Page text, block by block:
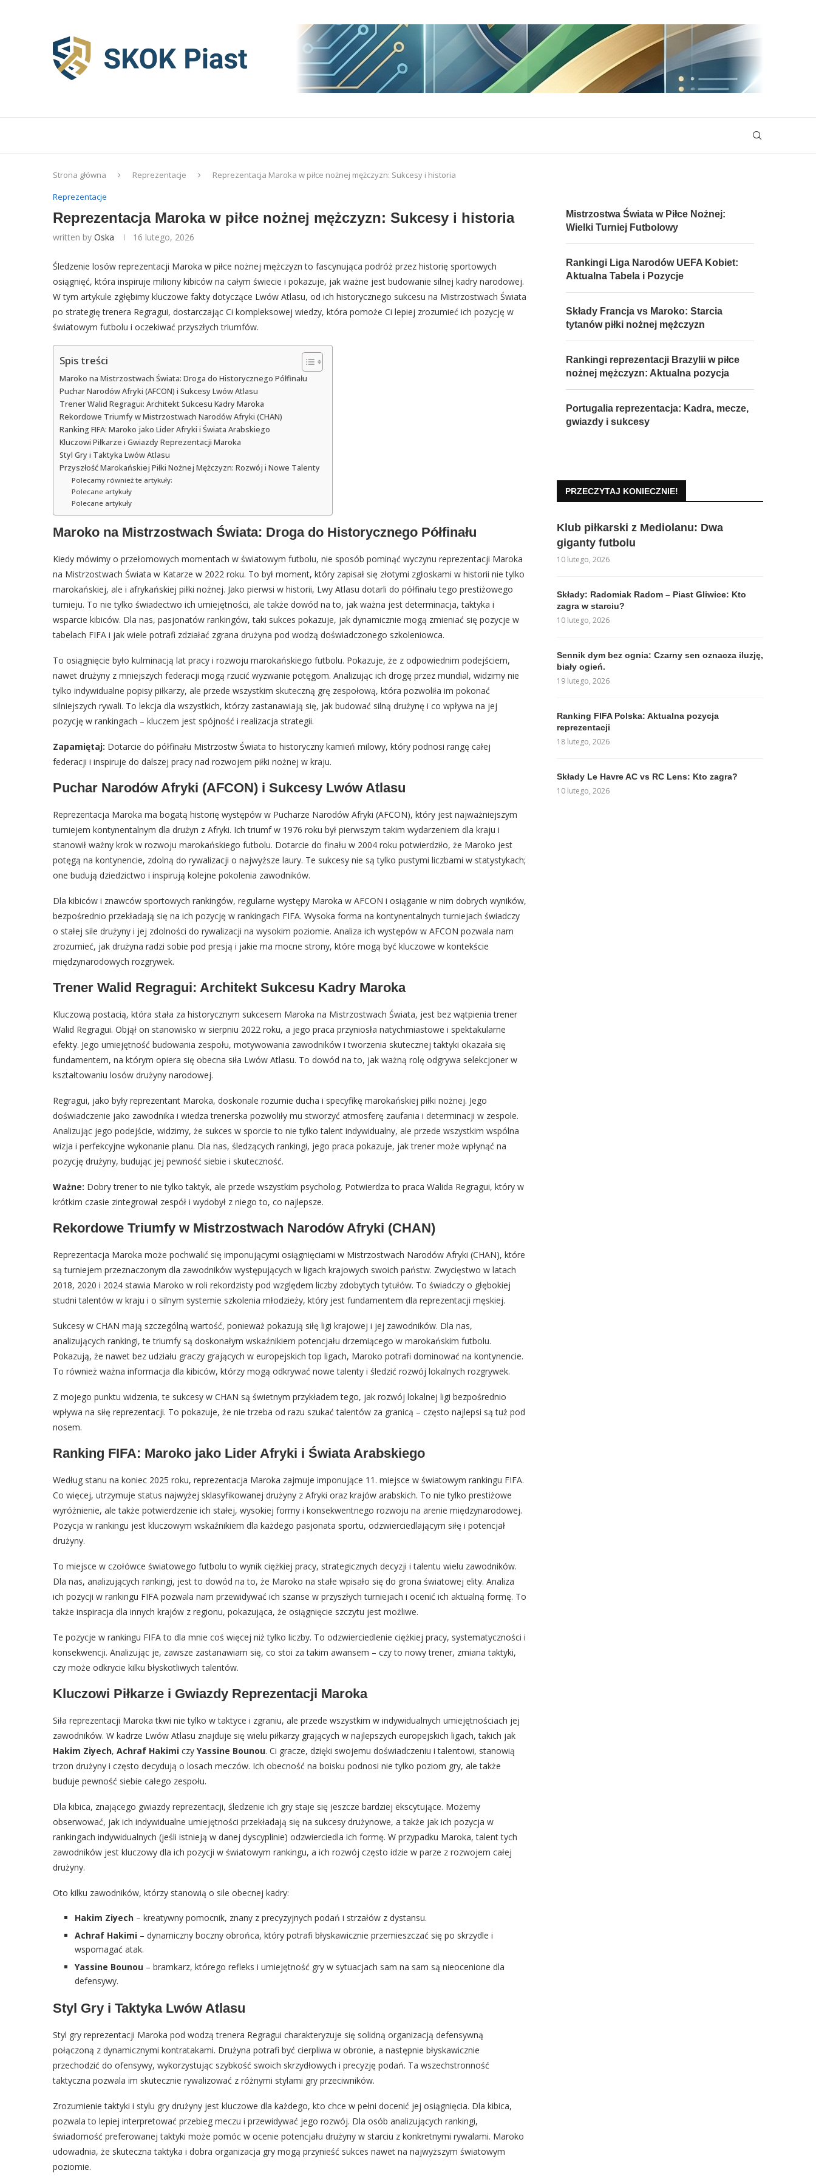
Strona główna Reprezentacje
Reprezentacja Maroka w piłce nożnej mężczyzn: Sukcesy i historia
Reprezentacje
Reprezentacja Maroka w piłce nożnej mężczyzn: Sukcesy i historia
written by Oska 16 lutego, 2026
Śledzenie losów reprezentacji Maroka w piłce nożnej mężczyzn to fascynująca podróż przez historię sportowych
osiągnięć, która inspiruje miliony kibiców na całym świecie i pokazuje, jak ważne jest budowanie silnej kadry narodowej.
W tym artykule zgłębimy kluczowe fakty dotyczące Lwów Atlasu, od ich historycznego sukcesu na Mistrzostwach Świata
po strategię trenera Regragui, dostarczając Ci kompleksowej wiedzy, która pomoże Ci lepiej zrozumieć ich pozycję w
światowym futbolu i oczekiwać przyszłych triumfów.
Spis treści
Maroko na Mistrzostwach Świata: Droga do Historycznego Półfinału
Puchar Narodów Afryki (AFCON) i Sukcesy Lwów Atlasu
Trener Walid Regragui: Architekt Sukcesu Kadry Maroka
Rekordowe Triumfy w Mistrzostwach Narodów Afryki (CHAN)
Ranking FIFA: Maroko jako Lider Afryki i Świata Arabskiego
Kluczowi Piłkarze i Gwiazdy Reprezentacji Maroka
Styl Gry i Taktyka Lwów Atlasu
Przyszłość Marokańskiej Piłki Nożnej Mężczyzn: Rozwój i Nowe Talenty
Polecamy również te artykuły:
Polecane artykuły
Polecane artykuły
Maroko na Mistrzostwach Świata: Droga do Historycznego Półfinału
Kiedy mówimy o przełomowych momentach w światowym futbolu, nie sposób pominąć wyczynu reprezentacji Maroka
na Mistrzostwach Świata w Katarze w 2022 roku. To był moment, który zapisał się złotymi zgłoskami w historii nie tylko
marokańskiej, ale i afrykańskiej piłki nożnej. Jako pierwsi w historii, Lwy Atlasu dotarli do półfinału tego prestiżowego
turnieju. To nie tylko świadectwo ich umiejętności, ale także dowód na to, jak ważna jest determinacja, taktyka i
wsparcie kibiców. Dla nas, pasjonatów rankingów, taki sukces pokazuje, jak dynamicznie mogą zmieniać się pozycje w
tabelach FIFA i jak wiele potrafi zdziałać zgrana drużyna pod wodzą doświadczonego szkoleniowca.
To osiągnięcie było kulminacją lat pracy i rozwoju marokańskiego futbolu. Pokazuje, że z odpowiednim podejściem,
nawet drużyny z mniejszych federacji mogą rzucić wyzwanie potęgom. Analizując ich drogę przez mundial, widzimy nie
tylko indywidualne popisy piłkarzy, ale przede wszystkim skuteczną grę zespołową, która pozwoliła im pokonać
silniejszych rywali. To lekcja dla wszystkich, którzy zastanawiają się, jak budować silną drużynę i co wpływa na jej
pozycję w rankingach – kluczem jest spójność i realizacja strategii.
Zapamiętaj: Dotarcie do półfinału Mistrzostw Świata to historyczny kamień milowy, który podnosi rangę całej
federacji i inspiruje do dalszej pracy nad rozwojem piłki nożnej w kraju.
Puchar Narodów Afryki (AFCON) i Sukcesy Lwów Atlasu
Reprezentacja Maroka ma bogatą historię występów w Pucharze Narodów Afryki (AFCON), który jest najważniejszym
turniejem kontynentalnym dla drużyn z Afryki. Ich triumf w 1976 roku był pierwszym takim wydarzeniem dla kraju i
stanowił ważny krok w rozwoju marokańskiego futbolu. Dotarcie do finału w 2004 roku potwierdziło, że Maroko jest
potęgą na kontynencie, zdolną do rywalizacji o najwyższe laury. Te sukcesy nie są tylko pustymi liczbami w statystykach;
one budują dziedzictwo i inspirują kolejne pokolenia zawodników.
Dla kibiców i znawców sportowych rankingów, regularne występy Maroka w AFCON i osiąganie w nim dobrych wyników,
bezpośrednio przekładają się na ich pozycję w rankingach FIFA. Wysoka forma na kontynentalnych turniejach świadczy
o stałej sile drużyny i jej zdolności do rywalizacji na wysokim poziomie. Analiza ich występów w AFCON pozwala nam
zrozumieć, jak drużyna radzi sobie pod presją i jakie ma mocne strony, które mogą być kluczowe w kontekście
międzynarodowych rozgrywek.
Trener Walid Regragui: Architekt Sukcesu Kadry Maroka
Kluczową postacią, która stała za historycznym sukcesem Maroka na Mistrzostwach Świata, jest bez wątpienia trener
Walid Regragui. Objął on stanowisko w sierpniu 2022 roku, a jego praca przyniosła natychmiastowe i spektakularne
efekty. Jego umiejętność budowania zespołu, motywowania zawodników i tworzenia skutecznej taktyki okazała się
fundamentem, na którym opiera się obecna siła Lwów Atlasu. To dowód na to, jak ważną rolę odgrywa selekcjoner w
kształtowaniu losów drużyny narodowej.
Regragui, jako były reprezentant Maroka, doskonale rozumie ducha i specyfikę marokańskiej piłki nożnej. Jego
doświadczenie jako zawodnika i wiedza trenerska pozwoliły mu stworzyć atmosferę zaufania i determinacji w zespole.
Analizując jego podejście, widzimy, że sukces w sporcie to nie tylko talent indywidualny, ale przede wszystkim wspólna
wizja i perfekcyjne wykonanie planu. Dla nas, śledzących rankingi, jego praca pokazuje, jak trener może wpłynąć na
pozycję drużyny, budując jej pewność siebie i skuteczność.
Ważne: Dobry trener to nie tylko taktyk, ale przede wszystkim psycholog. Potwierdza to praca Walida Regragui, który w
krótkim czasie zintegrował zespół i wydobył z niego to, co najlepsze.
Rekordowe Triumfy w Mistrzostwach Narodów Afryki (CHAN)
Reprezentacja Maroka może pochwalić się imponującymi osiągnięciami w Mistrzostwach Narodów Afryki (CHAN), które
są turniejem przeznaczonym dla zawodników występujących w ligach krajowych swoich państw. Zwycięstwo w latach
2018, 2020 i 2024 stawia Maroko w roli rekordzisty pod względem liczby zdobytych tytułów. To świadczy o głębokiej
studni talentów w kraju i o silnym systemie szkolenia młodzieży, który jest fundamentem dla reprezentacji męskiej.
Sukcesy w CHAN mają szczególną wartość, ponieważ pokazują siłę ligi krajowej i jej zawodników. Dla nas,
analizujących rankingi, te triumfy są doskonałym wskaźnikiem potencjału drzemiącego w marokańskim futbolu.
Pokazują, że nawet bez udziału graczy grających w europejskich top ligach, Maroko potrafi dominować na kontynencie.
To również ważna informacja dla kibiców, którzy mogą odkrywać nowe talenty i śledzić rozwój lokalnych rozgrywek.
Z mojego punktu widzenia, te sukcesy w CHAN są świetnym przykładem tego, jak rozwój lokalnej ligi bezpośrednio
wpływa na siłę reprezentacji. To pokazuje, że nie trzeba od razu szukać talentów za granicą – często najlepsi są tuż pod
nosem.
Ranking FIFA: Maroko jako Lider Afryki i Świata Arabskiego
Według stanu na koniec 2025 roku, reprezentacja Maroka zajmuje imponujące 11. miejsce w światowym rankingu FIFA.
Co więcej, utrzymuje status najwyżej sklasyfikowanej drużyny z Afryki oraz krajów arabskich. To nie tylko prestiżowe
wyróżnienie, ale także potwierdzenie ich stałej, wysokiej formy i konsekwentnego rozwoju na arenie międzynarodowej.
Pozycja w rankingu jest kluczowym wskaźnikiem dla każdego pasjonata sportu, odzwierciedlającym siłę i potencjał
drużyny.
To miejsce w czołówce światowego futbolu to wynik ciężkiej pracy, strategicznych decyzji i talentu wielu zawodników.
Dla nas, analizujących rankingi, jest to dowód na to, że Maroko na stałe wpisało się do grona światowej elity. Analiza
ich pozycji w rankingu FIFA pozwala nam przewidywać ich szanse w przyszłych turniejach i ocenić ich aktualną formę. To
także inspiracja dla innych krajów z regionu, pokazująca, że osiągnięcie szczytu jest możliwe.
Te pozycje w rankingu FIFA to dla mnie coś więcej niż tylko liczby. To odzwierciedlenie ciężkiej pracy, systematyczności i
konsekwencji. Analizując je, zawsze zastanawiam się, co stoi za takim awansem – czy to nowy trener, zmiana taktyki,
czy może odkrycie kilku błyskotliwych talentów.
Kluczowi Piłkarze i Gwiazdy Reprezentacji Maroka
Siła reprezentacji Maroka tkwi nie tylko w taktyce i zgraniu, ale przede wszystkim w indywidualnych umiejętnościach jej
zawodników. W kadrze Lwów Atlasu znajduje się wielu piłkarzy grających w najlepszych europejskich ligach, takich jak
Hakim Ziyech, Achraf Hakimi czy Yassine Bounou. Ci gracze, dzięki swojemu doświadczeniu i talentowi, stanowią
trzon drużyny i często decydują o losach meczów. Ich obecność na boisku podnosi nie tylko poziom gry, ale także
buduje pewność siebie całego zespołu.
Dla kibica, znającego gwiazdy reprezentacji, śledzenie ich gry staje się jeszcze bardziej ekscytujące. Możemy
obserwować, jak ich indywidualne umiejętności przekładają się na sukcesy drużynowe, a także jak ich pozycja w
rankingach indywidualnych (jeśli istnieją w danej dyscyplinie) odzwierciedla ich formę. W przypadku Maroka, talent tych
zawodników jest kluczowy dla ich pozycji w światowym rankingu, a ich rozwój często idzie w parze z rozwojem całej
drużyny.
Oto kilku zawodników, którzy stanowią o sile obecnej kadry:
Hakim Ziyech – kreatywny pomocnik, znany z precyzyjnych podań i strzałów z dystansu.
Achraf Hakimi – dynamiczny boczny obrońca, który potrafi błyskawicznie przemieszczać się po skrzydle i
wspomagać atak.
Yassine Bounou – bramkarz, którego refleks i umiejętność gry w sytuacjach sam na sam są nieocenione dla
defensywy.
Styl Gry i Taktyka Lwów Atlasu
Styl gry reprezentacji Maroka pod wodzą trenera Regragui charakteryzuje się solidną organizacją defensywną
połączoną z dynamicznymi kontratakami. Drużyna potrafi być cierpliwa w obronie, a następnie błyskawicznie
przechodzić do ofensywy, wykorzystując szybkość swoich skrzydłowych i precyzję podań. Ta wszechstronność
taktyczna pozwala im skutecznie rywalizować z różnymi stylami gry przeciwników.
Zrozumienie taktyki i stylu gry drużyny jest kluczowe dla każdego, kto chce w pełni docenić jej osiągnięcia. Dla kibica,
pozwala to lepiej interpretować przebieg meczu i przewidywać jego rozwój. Dla osób analizujących rankingi,
świadomość preferowanej taktyki może pomóc w ocenie potencjału drużyny w starciu z konkretnymi rywalami. Maroko
udowadnia, że skuteczna taktyka i dobra organizacja gry mogą przynieść sukces nawet na najwyższym światowym
poziomie.
Mistrzostwa Świata w Piłce Nożnej:
Wielki Turniej Futbolowy
Rankingi Liga Narodów UEFA Kobiet:
Aktualna Tabela i Pozycje
Składy Francja vs Maroko: Starcia
tytanów piłki nożnej mężczyzn
Rankingi reprezentacji Brazylii w piłce
nożnej mężczyzn: Aktualna pozycja
Portugalia reprezentacja: Kadra, mecze,
gwiazdy i sukcesy
PRZECZYTAJ KONIECZNIE!
Klub piłkarski z Mediolanu: Dwa
giganty futbolu
10 lutego, 2026
Składy: Radomiak Radom – Piast Gliwice: Kto
zagra w starciu?
10 lutego, 2026
Sennik dym bez ognia: Czarny sen oznacza iluzję,
biały ogień.
19 lutego, 2026
Ranking FIFA Polska: Aktualna pozycja
reprezentacji
18 lutego, 2026
Składy Le Havre AC vs RC Lens: Kto zagra?
10 lutego, 2026